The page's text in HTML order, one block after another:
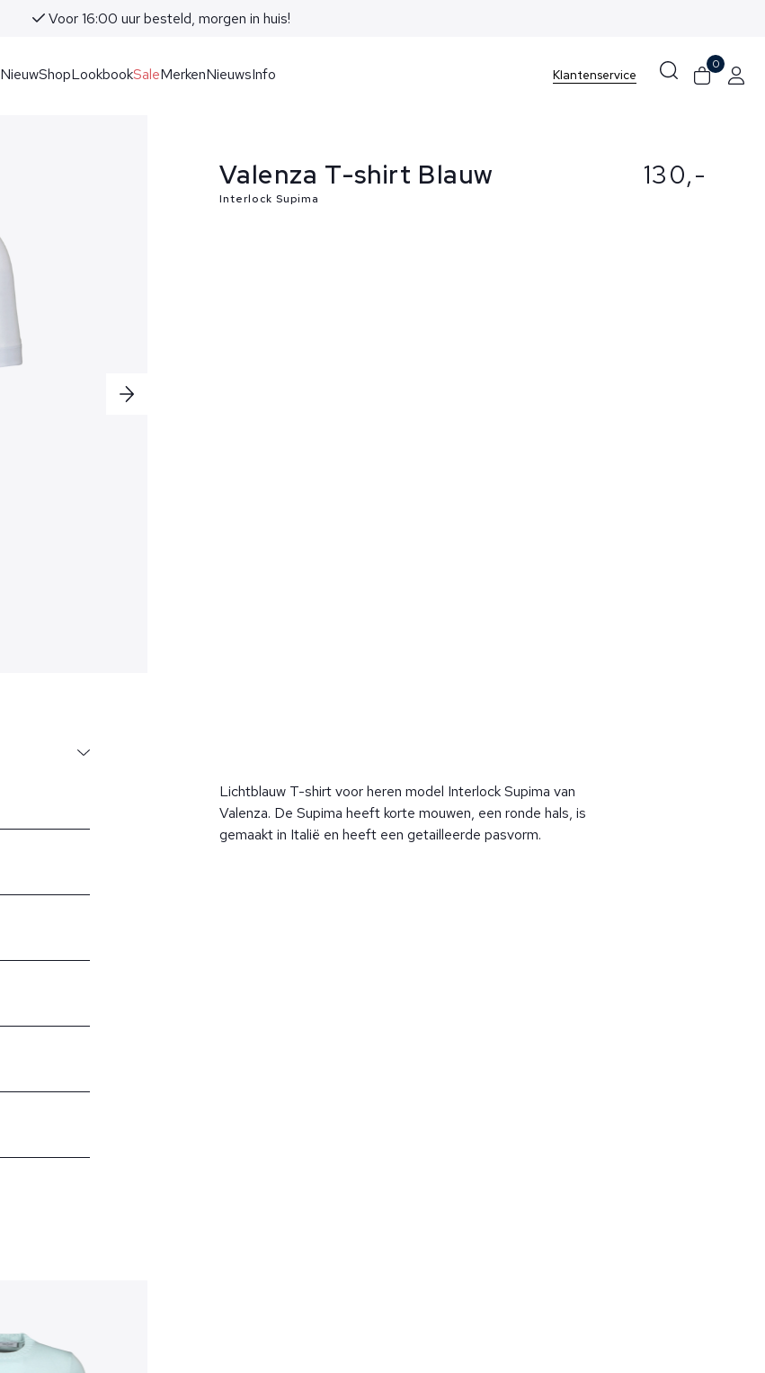
Voor 16:00 uur besteld, morgen in huis!
NieuwShopLookbookSaleMerkenNieuwsInfo Klantenservice
0
Valenza T-shirt Blauw
Interlock Supima
Lichtblauw T-shirt voor heren model Interlock Supima van
Valenza. De Supima heeft korte mouwen, een ronde hals, is
gemaakt in Italië en heeft een getailleerde pasvorm.
130,-